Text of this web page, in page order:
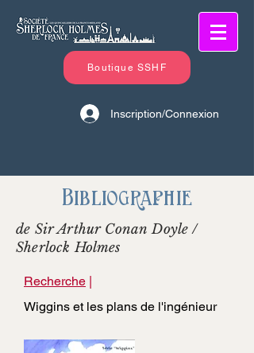
Boutique SSHF
Inscription/Connexion
Bibliographie
de Sir Arthur Conan Doyle /
Sherlock Holmes
Recherche |
Wiggins et les plans de l'ingénieur